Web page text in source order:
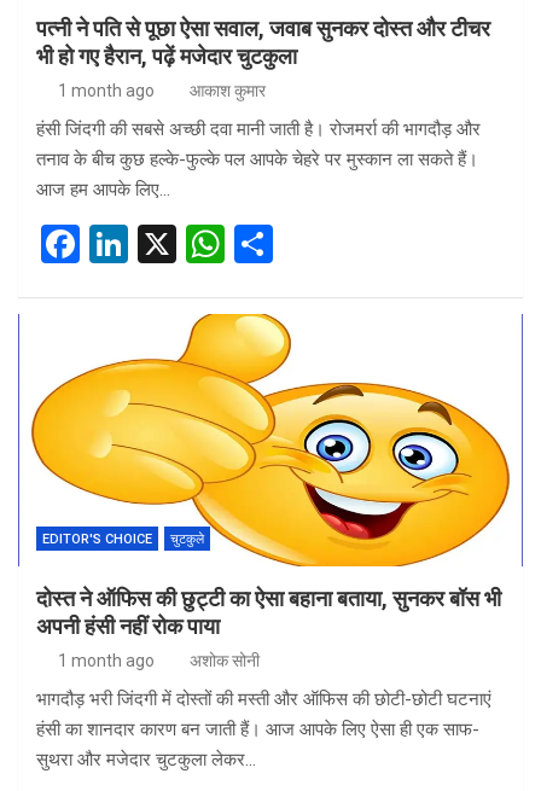
पत्नी ने पति से पूछा ऐसा सवाल, जवाब सुनकर दोस्त और टीचर
भी हो गए हैरान, पढ़ें मजेदार चुटकुला
1 month ago आकाश कुमार
हंसी जिंदगी की सबसे अच्छी दवा मानी जाती है। रोजमर्रा की भागदौड़ और
तनाव के बीच कुछ हल्के-फुल्के पल आपके चेहरे पर मुस्कान ला सकते हैं।
आज हम आपके लिए…
F
b
o
o
k
Li
dI
n
X
W
at
s
A
p
p
ar
e
EDITOR'S CHOICE चुटकुले
दोस्त ने ऑफिस की छुट्टी का ऐसा बहाना बताया, सुनकर बॉस भी
अपनी हंसी नहीं रोक पाया
1 month ago अशोक सोनी
भागदौड़ भरी जिंदगी में दोस्तों की मस्ती और ऑफिस की छोटी-छोटी घटनाएं
हंसी का शानदार कारण बन जाती हैं। आज आपके लिए ऐसा ही एक साफ-
सुथरा और मजेदार चुटकुला लेकर…